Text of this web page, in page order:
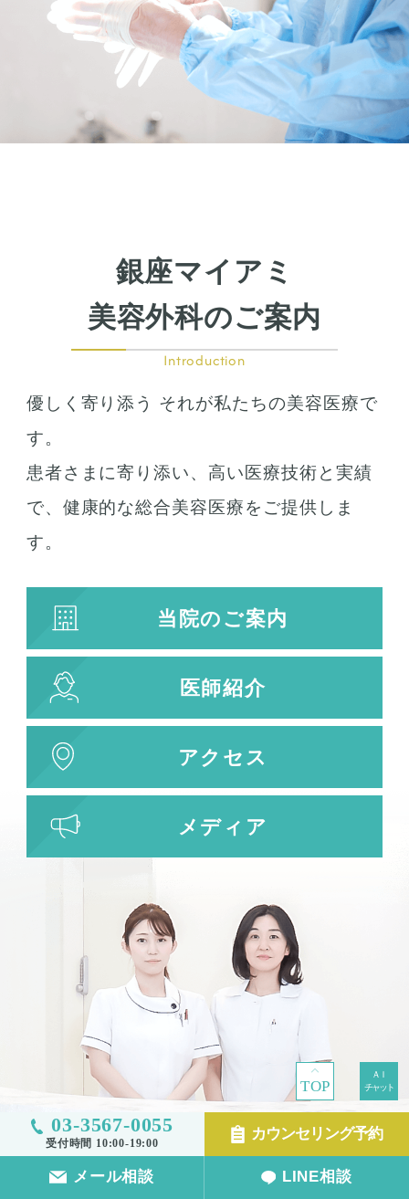
TOP
03-3567-0055
受付時間 10:00-19:00
カウンセリング予約
メール相談 LINE相談
銀座マイアミ
美容外科のご案内
Introduction
優しく寄り添う それが私たちの美容医療で
す。
患者さまに寄り添い、高い医療技術と実績
で、健康的な総合美容医療をご提供しま
す。
当院のご案内
医師紹介
アクセス
メディア